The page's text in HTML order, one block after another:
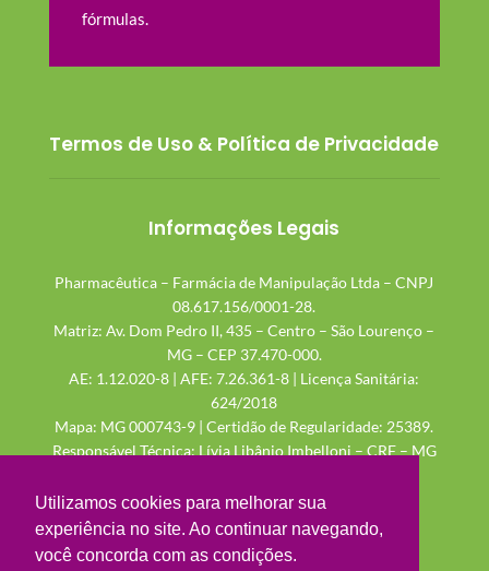
Utilizamos cookies para melhorar sua
experiência no site. Ao continuar navegando,
você concorda com as condições.
fórmulas.
Termos de Uso & Política de Privacidade
Informações Legais
Pharmacêutica – Farmácia de Manipulação Ltda – CNPJ
08.617.156/0001-28.
Matriz: Av. Dom Pedro II, 435 – Centro – São Lourenço –
MG – CEP 37.470-000.
AE: 1.12.020-8 | AFE: 7.26.361-8 | Licença Sanitária:
624/2018
Mapa: MG 000743-9 | Certidão de Regularidade: 25389.
Responsável Técnica: Lívia Libânio Imbelloni – CRF – MG